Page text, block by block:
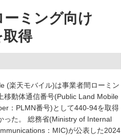
ミング向け
得
(楽天モバイル)は事業者間ローミン
移動体通信番号(Public Land Mobile
：PLMN番号)として440-94を取得
った。 総務省(Ministry of Internal
：MIC)が公表した2024